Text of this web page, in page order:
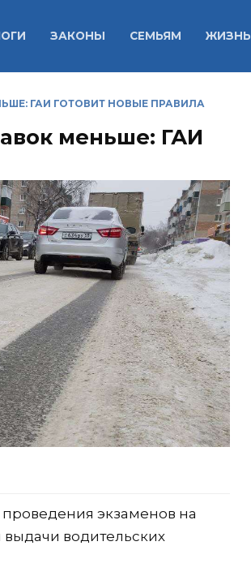
ЗАКОНЫ СЕМЬЯМ ЖИЗНЬ
ГАИ ГОТОВИТ НОВЫЕ ПРАВИЛА
меньше: ГАИ
экзаменов на
водительских